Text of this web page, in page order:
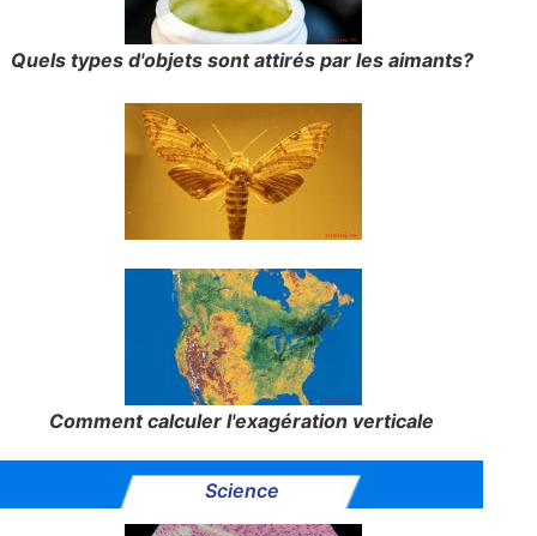
Quels types d'objets sont attirés par les aimants?
Comment calculer l'exagération verticale
Science